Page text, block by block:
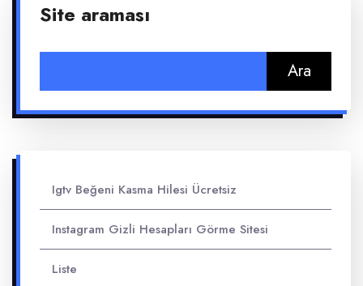
Site araması
Igtv Beğeni Kasma Hilesi Ücretsiz
Instagram Gizli Hesapları Görme Sitesi
Liste